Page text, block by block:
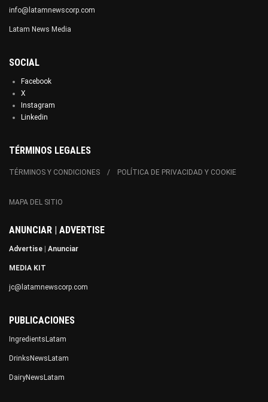
info@latamnewscorp.com
Latam News Media
SOCIAL
Facebook
X
Instagram
Linkedin
TÉRMINOS LEGALES
TÉRMINOS Y CONDICIONES POLÍTICA DE PRIVACIDAD Y COOKIE
MAPA DEL SITIO
ANUNCIAR | ADVERTISE
Advertise Anunciar
MEDIA KIT
jc@latamnewscorp.com
PUBLICACIONES
IngredientsLatam
DrinksNewsLatam
DairyNewsLatam